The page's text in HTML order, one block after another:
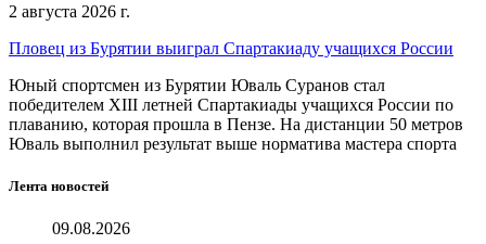
2 августа 2026 г.
Пловец из Бурятии выиграл Спартакиаду учащихся России
Юный спортсмен из Бурятии Юваль Суранов стал
победителем XIII летней Спартакиады учащихся России по
плаванию, которая прошла в Пензе. На дистанции 50 метров
Юваль выполнил результат выше норматива мастера спорта
Лента новостей
09.08.2026